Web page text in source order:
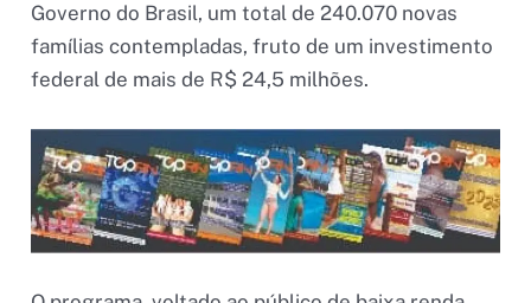
Governo do Brasil, um total de 240.070 novas
famílias contempladas, fruto de um investimento
federal de mais de R$ 24,5 milhões.